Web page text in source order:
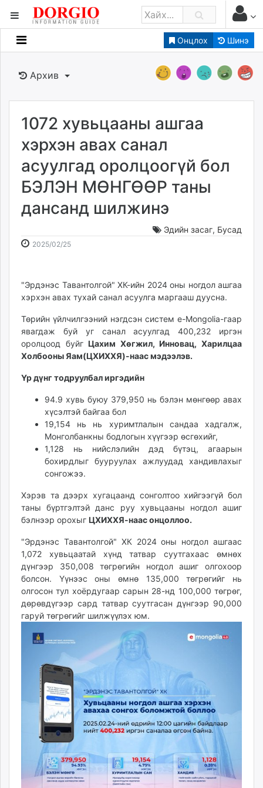
Онцлох Шинэ
Мэдээллийн
Банк санхүү
Бизнес ААН
Төрийн
Нийслэлийн
dorgio.mn
Gogo.mn
news.mn
Baabar.mn
mnb.mn
Livetv.mn
Eguur.mn
24tsag.mn
shuud.mn
eagle.mn
ergelt.mn
today.mn
mminfo.mn
ugluu.mn
urlag.mn
unen.mn
asu.mn
shudarga.mn
shuurhai.mn
unuudur.mn
isee.mn
mglradio.com
fact.mn
itoim.mn
tumen.mn
shuum.mn
times.mn
tvmongolia.mn
mass.mn
unegui.mn
assa.mn
toim.mn
paparazzi.mn
unread.today
Архив
1072 хувьцааны ашгаа
хэрхэн авах санал
асуулгад оролцоогүй бол
БЭЛЭН МӨНГӨӨР таны
дансанд шилжинэ
Эдийн засаг, Бусад
2025/02/252025-
13:03:04
2026-
07:47:15
"Эрдэнэс Тавантолгой" ХК-ийн 2024 оны ногдол ашгаа
хэрхэн авах тухай санал асуулга маргааш дуусна.
Төрийн үйлчилгээний нэгдсэн систем e-Mongolia-гаар
явагдаж буй уг санал асуулгад 400,232 иргэн
оролцоод буйг Цахим Хөгжил, Инновац, Харилцаа
Холбооны Яам(ЦХИХХЯ)-наас мэдээлэв.
Үр дүнг тодруулбал иргэдийн
94.9 хувь буюу 379,950 нь бэлэн мөнгөөр авах
хүсэлтэй байгаа бол
19,154 нь нь хуримтлалын сандаа хадгалж,
Монголбанкны бодлогын хүүгээр өсгөхийг,
1,128 нь нийслэлийн дэд бүтэц, агаарын
бохирдлыг бууруулах ажлуудад хандивлахыг
сонгожээ.
Хэрэв та дээрх хугацаанд сонголтоо хийгээгүй бол
таны бүртгэлтэй данс руу хувьцааны ногдол ашиг
бэлнээр орохыг ЦХИХХЯ-наасонцоллоо.
"Эрдэнэс Тавантолгой" ХК 2024 оны ногдол ашгаас
1,072 хувьцаатай хүнд татвар суутгахаас өмнөх
дүнгээр 350,008 төгрөгийн ногдол ашиг олгохоор
болсон. Үүнээс оны өмнө 135,000 төгрөгийг нь
олгосон тул хоёрдугаар сарын 28-нд 100,000 төгрөг,
дөрөвдүгээр сард татвар суутгасан дүнгээр 90,000
гаруй төгрөгийг шилжүүлэх юм.